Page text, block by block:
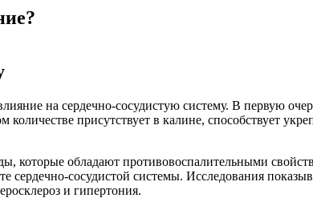
на сердечно-сосудистую систему. В первую
присутствует в калине, способствует
которые обладают противовоспалительными
сердечно-сосудистой системы. Исследования
и гипертония.